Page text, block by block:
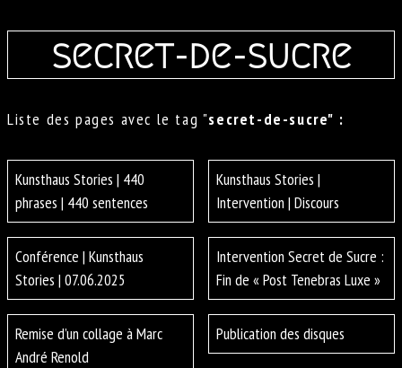
secret-de-sucre
Liste des pages avec le tag "secret-de-sucre" :
Kunsthaus Stories | 440
phrases | 440 sentences
Kunsthaus Stories |
Intervention | Discours
Conférence | Kunsthaus
Stories | 07.06.2025
Intervention Secret de Sucre :
Fin de « Post Tenebras Luxe »
Remise d’un collage à Marc
André Renold
Publication des disques